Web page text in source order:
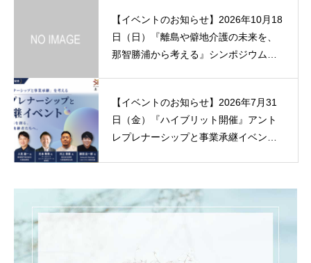
【イベントのお知らせ】2026年10月18
日（日）『離島や僻地介護の未来を、
那智勝浦から考える』シンポジウムを
【イベントのお知らせ】2026年7月31
日（金）『ハイブリット開催』アント
レプレナーシップと事業承継イベント